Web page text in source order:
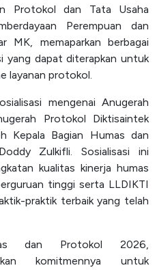
Protokol dan Tata Usaha
Perempuan dan
MK, memaparkan berbagai
yang dapat diterapkan untuk
layanan protokol.
mengenai Anugerah
Protokol Diktisaintek
Kepala Bagian Humas dan
Zulkifli. Sosialisasi ini
kualitas kinerja humas
tinggi serta LLDIKTI
praktik terbaik yang telah
dan Protokol 2026,
komitmennya untuk